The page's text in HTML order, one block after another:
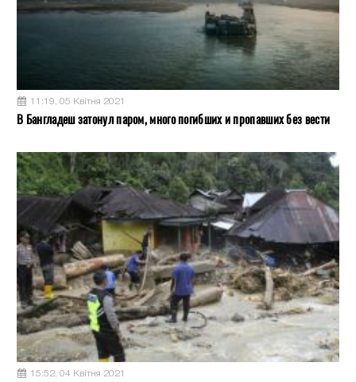
11:19, 05 Квітня 2021
В Бангладеш затонул паром, много погибших и пропавших без вести
15:52, 04 Квітня 2021